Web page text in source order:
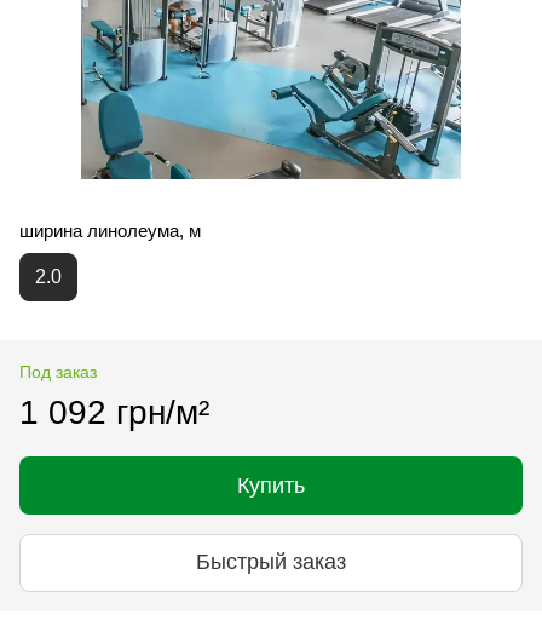
ширина линолеума, м
2.0
Под заказ
1 092 грн/м²
Купить
Быстрый заказ